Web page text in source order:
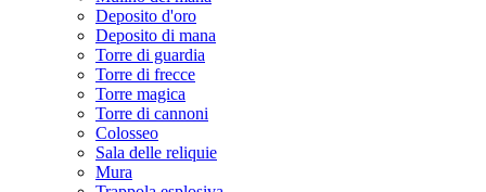
Deposito d'oro
Deposito di mana
Torre di guardia
Torre di frecce
Torre magica
Torre di cannoni
Colosseo
Sala delle reliquie
Mura